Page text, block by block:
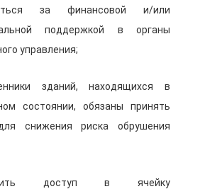
за финансовой и/или
поддержкой в органы
управления;
зданий, находящихся в
состоянии, обязаны принять
снижения риска обрушения
доступ в ячейку